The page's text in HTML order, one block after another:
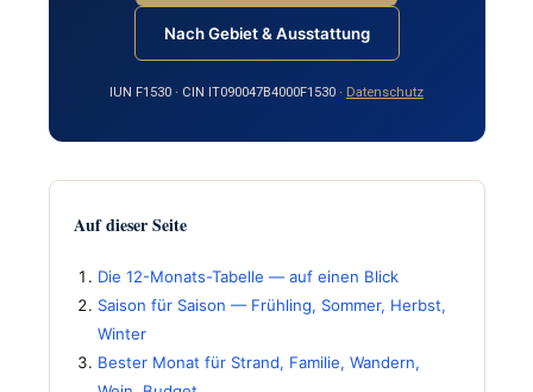
Nach Gebiet & Ausstattung
IUN F1530 · CIN IT090047B4000F1530 · Datenschutz
Auf dieser Seite
Die 12-Monats-Tabelle — auf einen Blick
Saison für Saison — Frühling, Sommer, Herbst,
Winter
Bester Monat für Strand, Familie, Wandern,